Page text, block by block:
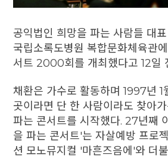
공익법인 희망을 파는 사람들 대
국립소록도병원 복합문화체육관
서트 2000회를 개최했다고 12일
채환은 가수로 활동하며 1997년 1
곳이라면 단 한 사람이라도 찾아
파는 콘서트를 시작했다. 27년째
을 파는 콘서트'는 자살예방 프로
션 모노뮤지컬 '마흔즈음에'와 더